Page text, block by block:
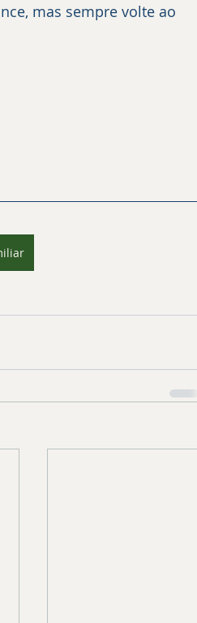
mas sempre volte ao